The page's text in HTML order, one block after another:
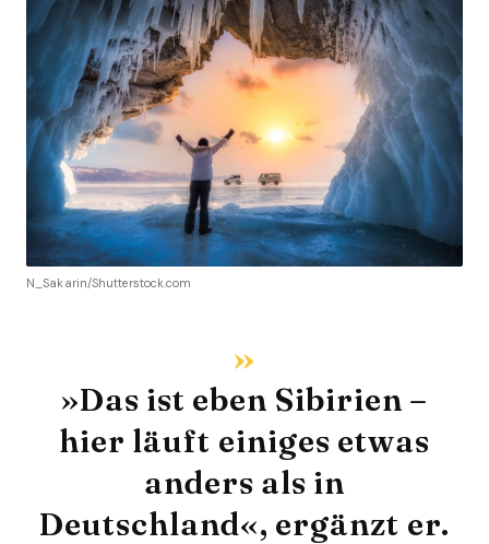
N_Sakarin/Shutterstock.com
»Das ist eben Sibirien –
hier läuft einiges etwas
anders als in
Deutschland«, ergänzt er.